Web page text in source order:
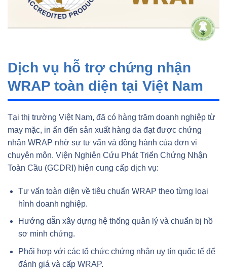
Dịch vụ hỗ trợ chứng nhận
WRAP toàn diện tại Việt Nam
Tại thị trường Việt Nam, đã có hàng trăm doanh nghiệp từ
may mặc, in ấn đến sản xuất hàng da đạt được chứng
nhận WRAP nhờ sự tư vấn và đồng hành của đơn vị
chuyên môn. Viện Nghiên Cứu Phát Triển Chứng Nhận
Toàn Cầu (GCDRI) hiện cung cấp dịch vụ:
Tư vấn toàn diện về tiêu chuẩn WRAP theo từng loại
hình doanh nghiệp.
Hướng dẫn xây dựng hệ thống quản lý và chuẩn bị hồ
sơ minh chứng.
Phối hợp với các tổ chức chứng nhận uy tín quốc tế để
đánh giá và cấp WRAP.